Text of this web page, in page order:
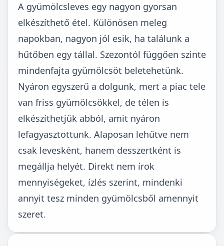
A gyümölcsleves egy nagyon gyorsan
elkészíthető étel. Különösen meleg
napokban, nagyon jól esik, ha találunk a
hűtőben egy tállal. Szezontól függően szinte
mindenfajta gyümölcsöt beletehetünk.
Nyáron egyszerű a dolgunk, mert a piac tele
van friss gyümölcsökkel, de télen is
elkészíthetjük abból, amit nyáron
lefagyasztottunk. Alaposan lehűtve nem
csak levesként, hanem desszertként is
megállja helyét. Direkt nem írok
mennyiségeket, ízlés szerint, mindenki
annyit tesz minden gyümölcsből amennyit
szeret.